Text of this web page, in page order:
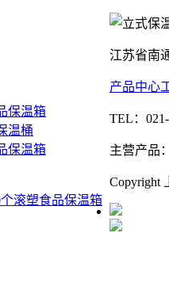
保温箱
温桶
保温箱
滚塑食品保温箱
江苏省南
产品中心
TEL：
主营产品
Copyright